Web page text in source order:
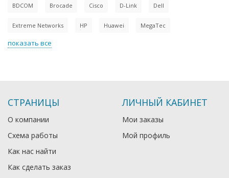
BDCOM Brocade Cisco D-Link Dell
Extreme Networks HP Huawei MegaTec
показать все
СТРАНИЦЫ
О компании
Схема работы
Как нас найти
Как сделать заказ
ЛИЧНЫЙ КАБИНЕТ
Мои заказы
Мой профиль